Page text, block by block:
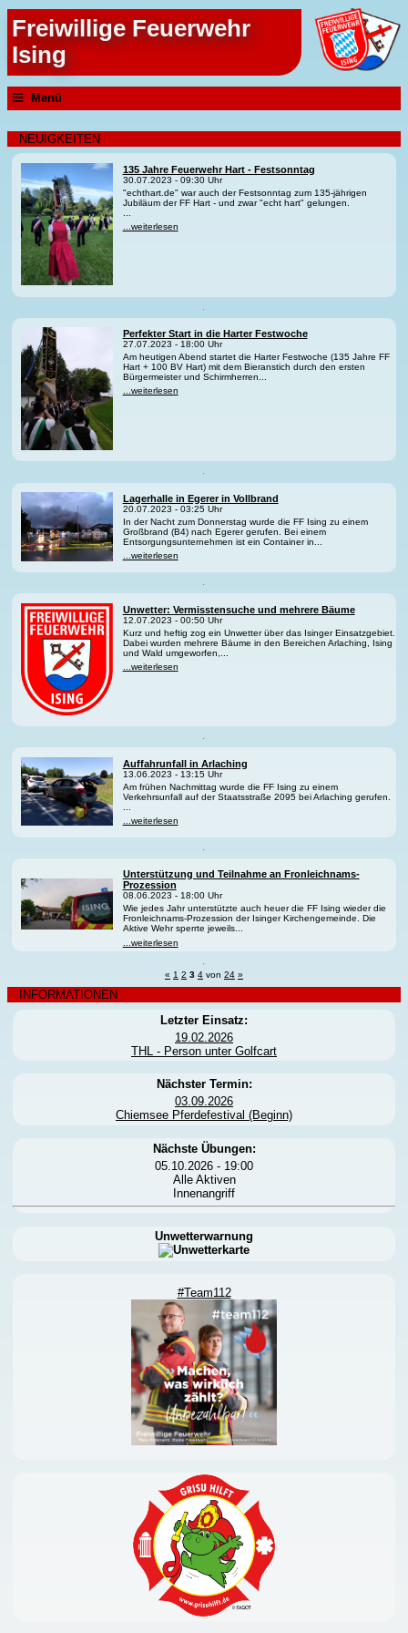
Freiwillige Feuerwehr
Ising
Menü
NEUIGKEITEN
135 Jahre Feuerwehr Hart - Festsonntag
30.07.2023 - 09:30 Uhr
"echthart.de" war auch der Festsonntag zum 135-jährigen
Jubiläum der FF Hart - und zwar "echt hart" gelungen.
...weiterlesen
Perfekter Start in die Harter Festwoche
27.07.2023 - 18:00 Uhr
Am heutigen Abend startet die Harter Festwoche (135 Jahre FF
Hart + 100 BV Hart) mit dem Bieranstich durch den ersten
Bürgermeister und Schirmherren...
...weiterlesen
Lagerhalle in Egerer in Vollbrand
20.07.2023 - 03:25 Uhr
In der Nacht zum Donnerstag wurde die FF Ising zu einem
Großbrand (B4) nach Egerer gerufen. Bei einem
Entsorgungsunternehmen ist ein Container in...
...weiterlesen
Unwetter: Vermisstensuche und mehrere Bäume
12.07.2023 - 00:50 Uhr
Kurz und heftig zog ein Unwetter über das Isinger Einsatzgebiet.
Dabei wurden mehrere Bäume in den Bereichen Arlaching, Ising
und Wald umgeworfen,...
...weiterlesen
Auffahrunfall in Arlaching
13.06.2023 - 13:15 Uhr
Am frühen Nachmittag wurde die FF Ising zu einem
Verkehrsunfall auf der Staatsstraße 2095 bei Arlaching gerufen.
...weiterlesen
Unterstützung und Teilnahme an Fronleichnams-
Prozession
08.06.2023 - 18:00 Uhr
Wie jedes Jahr unterstützte auch heuer die FF Ising wieder die
Fronleichnams-Prozession der Isinger Kirchengemeinde. Die
Aktive Wehr sperrte jeweils...
...weiterlesen
« 1 2 3 4 von 24 »
INFORMATIONEN
Letzter Einsatz:
19.02.2026
THL - Person unter Golfcart
Nächster Termin:
03.09.2026
Chiemsee Pferdefestival (Beginn)
Nächste Übungen:
05.10.2026 - 19:00
Alle Aktiven
Innenangriff
Unwetterwarnung
#Team112